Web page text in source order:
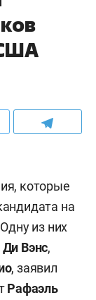
которые
на
из них
Вэнс,
, заявил
Рафаэль